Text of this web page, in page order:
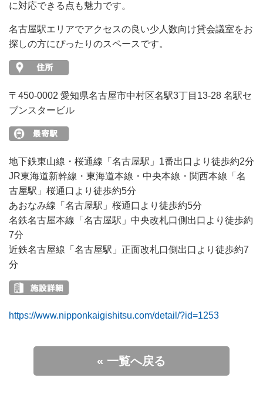
に対応できる点も魅力です。
名古屋駅エリアでアクセスの良い少人数向け貸会議室をお
探しの方にぴったりのスペースです。
〒450-0002 愛知県名古屋市中村区名駅3丁目13-28 名駅セ
ブンスタービル
地下鉄東山線・桜通線「名古屋駅」1番出口より徒歩約2分
JR東海道新幹線・東海道本線・中央本線・関西本線「名
古屋駅」桜通口より徒歩約5分
あおなみ線「名古屋駅」桜通口より徒歩約5分
名鉄名古屋本線「名古屋駅」中央改札口側出口より徒歩約
7分
近鉄名古屋線「名古屋駅」正面改札口側出口より徒歩約7
分
https://www.nipponkaigishitsu.com/detail/?id=1253
« 一覧へ戻る